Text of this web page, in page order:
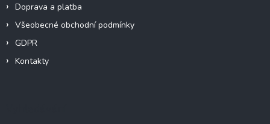
Doprava a platba
Všeobecné obchodní podmínky
GDPR
Kontakty